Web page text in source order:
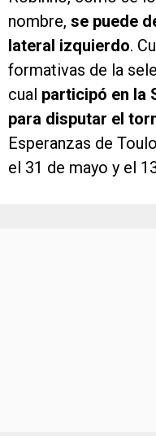
nombre, se puede
lateral izquierdo.
formativas de la
cual participó en la
para disputar el
Esperanzas de
el 31 de mayo y el